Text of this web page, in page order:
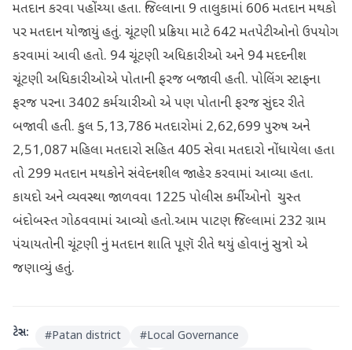
મતદાન કરવા પહોંચ્યા હતા. જિલ્લાના 9 તાલુકામાં 606 મતદાન મથકો
પર મતદાન યોજાયું હતું. ચૂંટણી પ્રક્રિયા માટે 642 મતપેટીઓનો ઉપયોગ
કરવામાં આવી હતો. 94 ચૂંટણી અધિકારીઓ અને 94 મદદનીશ
ચૂંટણી અધિકારીઓએ પોતાની ફરજ બજાવી હતી. પોલિંગ સ્ટાફના
ફરજ પરના 3402 કર્મચારીઓ એ પણ પોતાની ફરજ સુંદર રીતે
બજાવી હતી. કુલ 5,13,786 મતદારોમાં 2,62,699 પુરુષ અને
2,51,087 મહિલા મતદારો સહિત 405 સેવા મતદારો નોંધાયેલા હતા
તો 299 મતદાન મથકોને સંવેદનશીલ જાહેર કરવામાં આવ્યા હતા.
કાયદો અને વ્યવસ્થા જાળવવા 1225 પોલીસ કર્મીઓનો ચુસ્ત
બંદોબસ્ત ગોઠવવામાં આવ્યો હતો.આમ પાટણ જિલ્લામાં 232 ગ્રામ
પંચાયતોની ચૂંટણી નું મતદાન શાતિ પૂણૅ રીતે થયું હોવાનું સુત્રો એ
જણાવ્યું હતું.
ટેગ્સ: #Patan district #Local Governance